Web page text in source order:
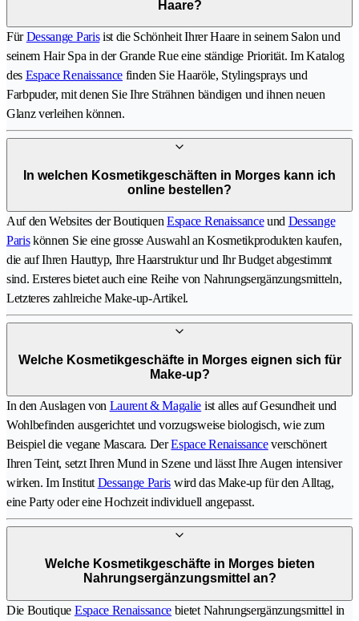
Haare?
FürDessange Parisist die Schönheit Ihrer Haare in seinem Salon und
seinem Hair Spa in der Grande Rue eine ständige Priorität. Im Katalog
des Espace Renaissancefinden Sie Haaröle, Stylingsprays und
Farbpuder, mit denen Sie Ihre Strähnen bändigen und ihnen neuen
Glanz verleihen können.
In welchen Kosmetikgeschäften in Morges kann ich
online bestellen?
Auf den Websites der BoutiquenEspace Renaissanceund Dessange
Pariskönnen Sie eine grosse Auswahl an Kosmetikprodukten kaufen,
die auf Ihren Hauttyp, Ihre Haarstruktur und Ihr Budget abgestimmt
sind. Ersteres bietet auch eine Reihe von Nahrungsergänzungsmitteln,
Letzteres zahlreiche Make-up-Artikel.
Welche Kosmetikgeschäfte in Morges eignen sich für
Make-up?
In den Auslagen von Laurent & Magalie ist alles auf Gesundheit und
Wohlbefinden ausgerichtet und vorzugsweise biologisch, wie zum
Beispiel die vegane Mascara. DerEspace Renaissanceverschönert
Ihren Teint, setzt Ihren Mund in Szene und lässt Ihre Augen intensiver
wirken. Im InstitutDessange Paris wird das Make-up für den Alltag,
eine Party oder eine Hochzeit individuell angepasst.
Welche Kosmetikgeschäfte in Morges bieten
Nahrungsergänzungsmittel an?
Die Boutique Espace Renaissance bietet Nahrungsergänzungsmittel in